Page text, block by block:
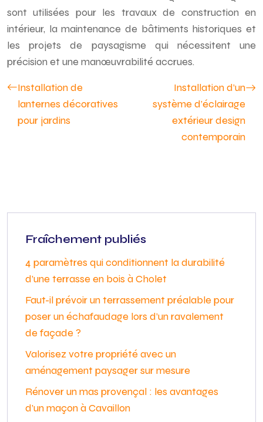
sont utilisées pour les travaux de construction en
intérieur, la maintenance de bâtiments historiques et
les projets de paysagisme qui nécessitent une
précision et une manœuvrabilité accrues.
Installation de
lanternes décoratives
pour jardins
Installation d’un
système d’éclairage
extérieur design
contemporain
Fraîchement publiés
4 paramètres qui conditionnent la durabilité
d’une terrasse en bois à Cholet
Faut-il prévoir un terrassement préalable pour
poser un échafaudage lors d’un ravalement
de façade ?
Valorisez votre propriété avec un
aménagement paysager sur mesure
Rénover un mas provençal : les avantages
d’un maçon à Cavaillon